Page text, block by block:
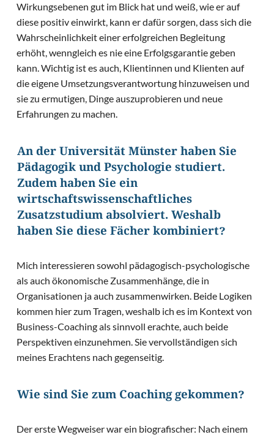
Wirkungsebenen gut im Blick hat und weiß, wie er auf
diese positiv einwirkt, kann er dafür sorgen, dass sich die
Wahrscheinlichkeit einer erfolgreichen Begleitung
erhöht, wenngleich es nie eine Erfolgsgarantie geben
kann. Wichtig ist es auch, Klientinnen und Klienten auf
die eigene Umsetzungsverantwortung hinzuweisen und
sie zu ermutigen, Dinge auszuprobieren und neue
Erfahrungen zu machen.
An der Universität Münster haben Sie
Pädagogik und Psychologie studiert.
Zudem haben Sie ein
wirtschaftswissenschaftliches
Zusatzstudium absolviert. Weshalb
haben Sie diese Fächer kombiniert?
Mich interessieren sowohl pädagogisch-psychologische
als auch ökonomische Zusammenhänge, die in
Organisationen ja auch zusammenwirken. Beide Logiken
kommen hier zum Tragen, weshalb ich es im Kontext von
Business-Coaching als sinnvoll erachte, auch beide
Perspektiven einzunehmen. Sie vervollständigen sich
meines Erachtens nach gegenseitig.
Wie sind Sie zum Coaching gekommen?
Der erste Wegweiser war ein biografischer: Nach einem